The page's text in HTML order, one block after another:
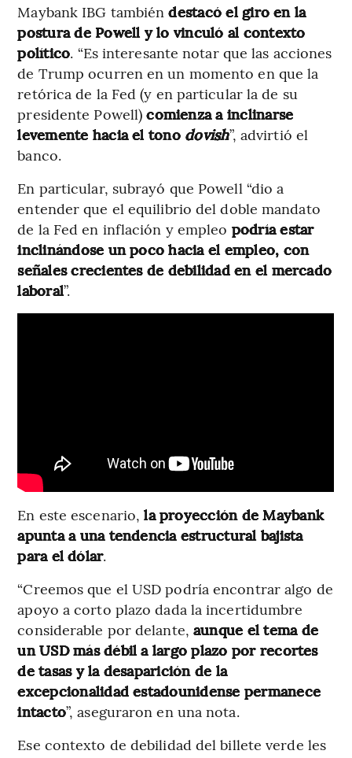
Maybank IBG tambiéndestacó el giro en la
postura de Powell y lo vinculó al contexto
político. “Es interesante notar que las acciones
de Trump ocurren en un momento en que la
retórica de la Fed (y en particular la de su
presidente Powell)comienza a inclinarse
levemente hacia el tono dovish”, advirtió el
banco.
En particular, subrayó que Powell “dio a
entender que el equilibrio del doble mandato
de la Fed en inflación y empleo podría estar
inclinándose un poco hacia el empleo, con
señales crecientes de debilidad en el mercado
laboral”.
En este escenario,la proyección de Maybank
apunta a una tendencia estructural bajista
para el dólar.
“Creemos que el USD podría encontrar algo de
apoyo a corto plazo dada la incertidumbre
considerable por delante, aunque el tema de
un USD más débil a largo plazo por recortes
de tasas y la desaparición de la
excepcionalidad estadounidense permanece
intacto”, aseguraron en una nota.
Ese contexto de debilidad del billete verde les